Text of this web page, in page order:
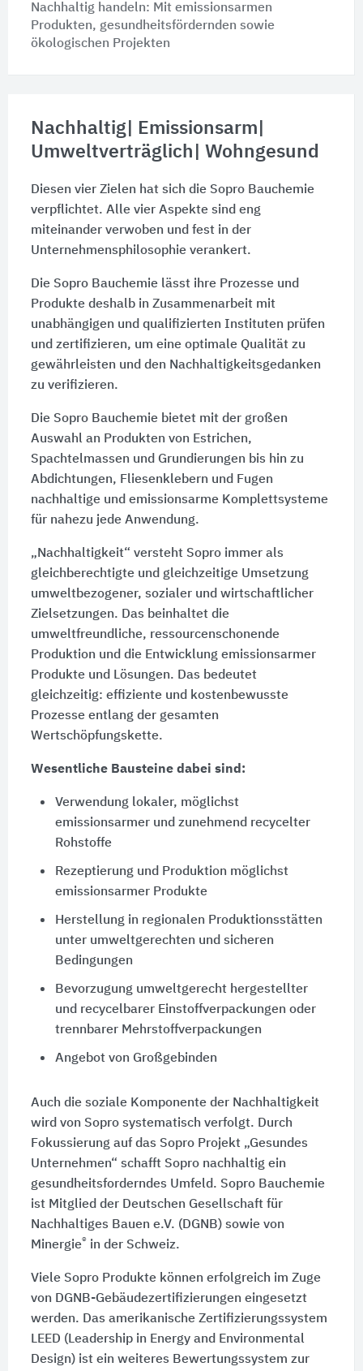
Nachhaltig handeln: Mit emissionsarmen
Produkten, gesundheitsfördernden sowie
ökologischen Projekten
Nachhaltig| Emissionsarm|
Umweltverträglich| Wohngesund
Diesen vier Zielen hat sich die Sopro Bauchemie
verpflichtet. Alle vier Aspekte sind eng
miteinander verwoben und fest in der
Unternehmensphilosophie verankert.
Die Sopro Bauchemie lässt ihre Prozesse und
Produkte deshalb in Zusammenarbeit mit
unabhängigen und qualifizierten Instituten prüfen
und zertifizieren, um eine optimale Qualität zu
gewährleisten und den Nachhaltigkeitsgedanken
zu verifizieren.
Die Sopro Bauchemie bietet mit der großen
Auswahl an Produkten von Estrichen,
Spachtelmassen und Grundierungen bis hin zu
Abdichtungen, Fliesenklebern und Fugen
nachhaltige und emissionsarme Komplettsysteme
für nahezu jede Anwendung.
„Nachhaltigkeit“ versteht Sopro immer als
gleichberechtigte und gleichzeitige Umsetzung
umweltbezogener, sozialer und wirtschaftlicher
Zielsetzungen. Das beinhaltet die
umweltfreundliche, ressourcenschonende
Produktion und die Entwicklung emissionsarmer
Produkte und Lösungen. Das bedeutet
gleichzeitig: effiziente und kostenbewusste
Prozesse entlang der gesamten
Wertschöpfungskette.
Wesentliche Bausteine dabei sind:
Verwendung lokaler, möglichst
emissionsarmer und zunehmend recycelter
Rohstoffe
Rezeptierung und Produktion möglichst
emissionsarmer Produkte
Herstellung in regionalen Produktionsstätten
unter umweltgerechten und sicheren
Bedingungen
Bevorzugung umweltgerecht hergestellter
und recycelbarer Einstoffverpackungen oder
trennbarer Mehrstoffverpackungen
Angebot von Großgebinden
Auch die soziale Komponente der Nachhaltigkeit
wird von Sopro systematisch verfolgt. Durch
Fokussierung auf das Sopro Projekt „Gesundes
Unternehmen“ schafft Sopro nachhaltig ein
gesundheitsforderndes Umfeld. Sopro Bauchemie
ist Mitglied der Deutschen Gesellschaft für
Nachhaltiges Bauen e.V. (DGNB) sowie von
Minergie® in der Schweiz.
Viele Sopro Produkte können erfolgreich im Zuge
von DGNB-Gebäudezertifizierungen eingesetzt
werden. Das amerikanische Zertifizierungssystem
LEED (Leadership in Energy and Environmental
Design) ist ein weiteres Bewertungssystem zur